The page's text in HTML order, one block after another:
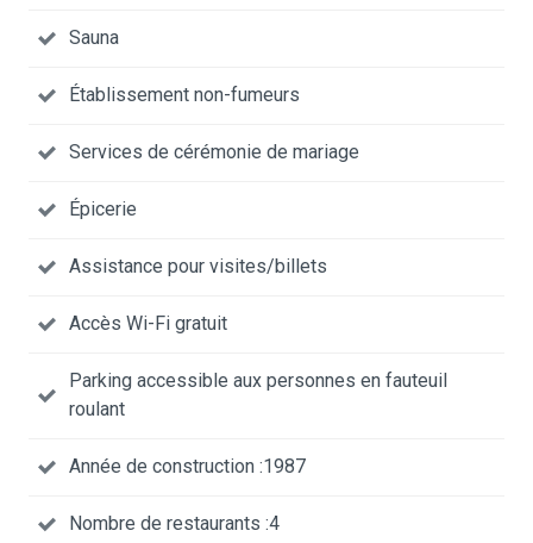
Sauna
Établissement non-fumeurs
Services de cérémonie de mariage
Épicerie
Assistance pour visites/billets
Accès Wi-Fi gratuit
Parking accessible aux personnes en fauteuil
roulant
Année de construction :1987
Nombre de restaurants :4